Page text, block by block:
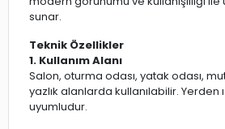
sunar.
Teknik Özellikler
1. Kullanım Alanı
Salon, oturma odası, yatak odası,
yazlık alanlarda kullanılabilir. Yerden
uyumludur.